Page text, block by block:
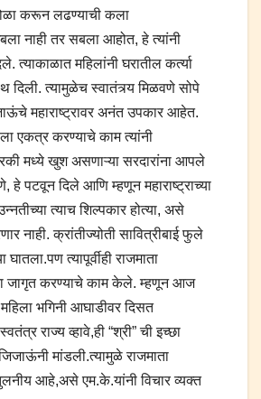
करून लढण्याची कला
नाही तर सबला आहोत, हे त्यांनी
त्याकाळात महिलांनी घरातील कर्त्या
दिली. त्यामुळेच स्वातंत्र्य मिळवणे सोपे
महाराष्ट्रावर अनंत उपकार आहेत.
एकत्र करण्याचे काम त्यांनी
मध्ये खुश असणाऱ्या सरदारांना आपले
हे पटवून दिले आणि म्हणून महाराष्ट्राच्या
त्याच शिल्पकार होत्या, असे
नाही. क्रांतीज्योती सावित्रीबाई फुले
घातला.पण त्यापूर्वीही राजमाता
जागृत करण्याचे काम केले. म्हणून आज
भगिनी आघाडीवर दिसत
राज्य व्हावे,ही “श्री” ची इच्छा
मांडली.त्यामुळे राजमाता
आहे,असे एम.के.यांनी विचार व्यक्त